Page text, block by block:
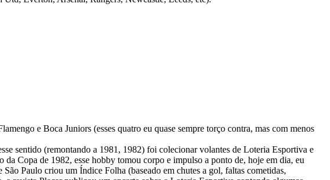
e Boca Juniors (esses quatro eu quase sempre torço contra, mas com menos
sentido (remontando a 1981, 1982) foi colecionar volantes de Loteria Esportiva e
da Copa de 1982, esse hobby tomou corpo e impulso a ponto de, hoje em dia, eu
Paulo criou um Índice Folha (baseado em chutes a gol, faltas cometidas,